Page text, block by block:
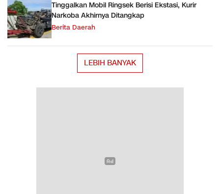
Tinggalkan Mobil Ringsek Berisi Ekstasi, Kurir
Narkoba Akhirnya Ditangkap
Berita Daerah
LEBIH BANYAK